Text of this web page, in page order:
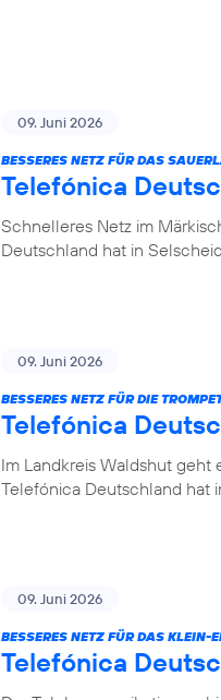
09. Juni 2026
BESSERES NETZ FÜR DAS
Telefónica
Schnelleres Netz im
Deutschland hat in
09. Juni 2026
BESSERES NETZ FÜR DIE
Telefónica
Im Landkreis Waldshut geht
Telefónica Deutschland hat
09. Juni 2026
BESSERES NETZ FÜR DAS KLEIN-
Telefónica